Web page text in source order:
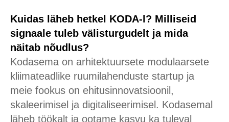
Kuidas läheb hetkel KODA-l? Milliseid
signaale tuleb välisturgudelt ja mida
näitab nõudlus?
Kodasema on arhitektuursete modulaarsete
kliimateadlike ruumilahenduste startup ja
meie fookus on ehitusinnovatsioonil,
skaleerimisel ja digitaliseerimisel. Kodasemal
läheb töökalt ja ootame kasvu ka tuleval